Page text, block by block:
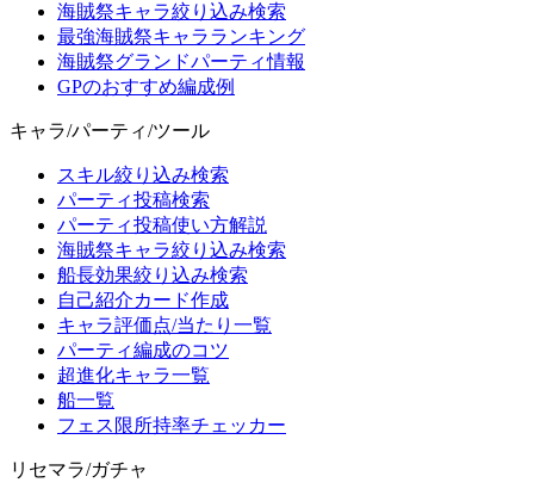
海賊祭キャラ絞り込み検索
最強海賊祭キャラランキング
海賊祭グランドパーティ情報
GPのおすすめ編成例
キャラ/パーティ/ツール
スキル絞り込み検索
パーティ投稿検索
パーティ投稿使い方解説
海賊祭キャラ絞り込み検索
船長効果絞り込み検索
自己紹介カード作成
キャラ評価点/当たり一覧
パーティ編成のコツ
超進化キャラ一覧
船一覧
フェス限所持率チェッカー
リセマラ/ガチャ